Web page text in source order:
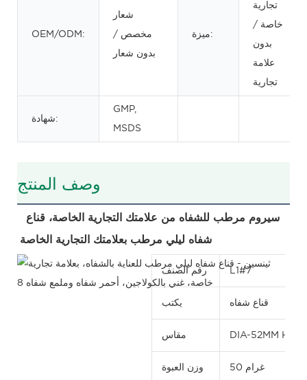
OEM/ODM:
شعار
مخصص /
بدون شعار
ميزة:
تجارية
خاصة /
بدون
علامة
تجارية
شهادة:
GMP,
MSDS
وصف المنتج
شفاه ليلي مرطب بعلامتك التجارية الخاصة
رقم الصنف L1#7
يكتب قناع شفاه
مقاس DIA-52MM H-
وزن العبوة 50 غرام